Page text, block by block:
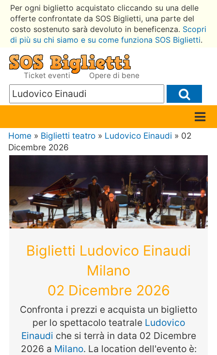
Per ogni biglietto acquistato cliccando su una delle
offerte confrontate da SOS Biglietti, una parte del
costo sostenuto sarà devoluto in beneficenza. Scopri
di più su chi siamo e su come funziona SOS Biglietti.
Ticket eventi Opere di bene
Home » Biglietti teatro » Ludovico Einaudi » 02
Dicembre 2026
Biglietti Ludovico Einaudi
Milano
02 Dicembre 2026
Confronta i prezzi e acquista un biglietto
per lo spettacolo teatrale Ludovico
Einaudi che si terrà in data 02 Dicembre
2026 a Milano. La location dell'evento è: